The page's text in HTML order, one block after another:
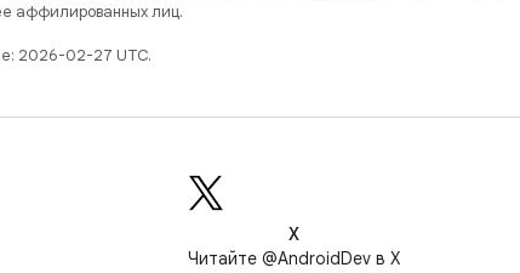
аффилированных лиц.
2026-02-27 UTC.
X
Читайте @AndroidDev в X